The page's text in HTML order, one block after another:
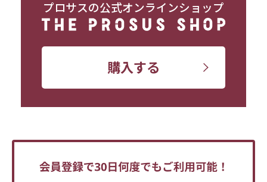
プロサスの公式オンラインショップ
購入する